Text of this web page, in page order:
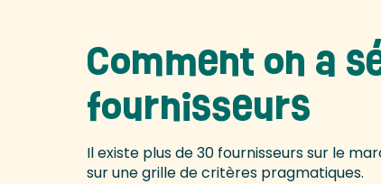
Comment on a
fournisseurs
Il existe plus de 30 fournisseurs sur le
sur une grille de critères pragmatiques.